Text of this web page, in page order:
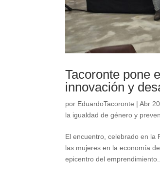
Tacoronte pone
innovación y
por EduardoTacoronte |Abr
la igualdad de género y
El encuentro, celebrado en la
las mujeres en la economía
epicentro del emprendimiento...